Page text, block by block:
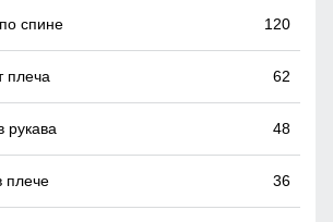
легко вмещают телефон, перчатки и
их идеальными для холодной погоды.
120
62
48
36